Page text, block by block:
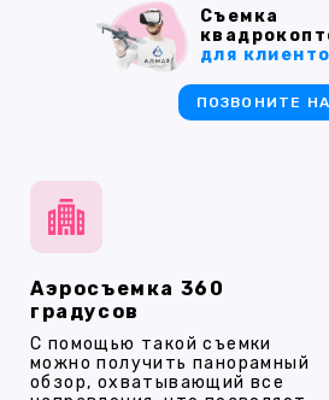
Аэросъемка 360
градусов
С помощью такой съемки
можно получить панорамный
обзор, охватывающий все
Съемка
для
ПОЗВОНИТЕ